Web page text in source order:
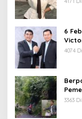
6
4074
3363